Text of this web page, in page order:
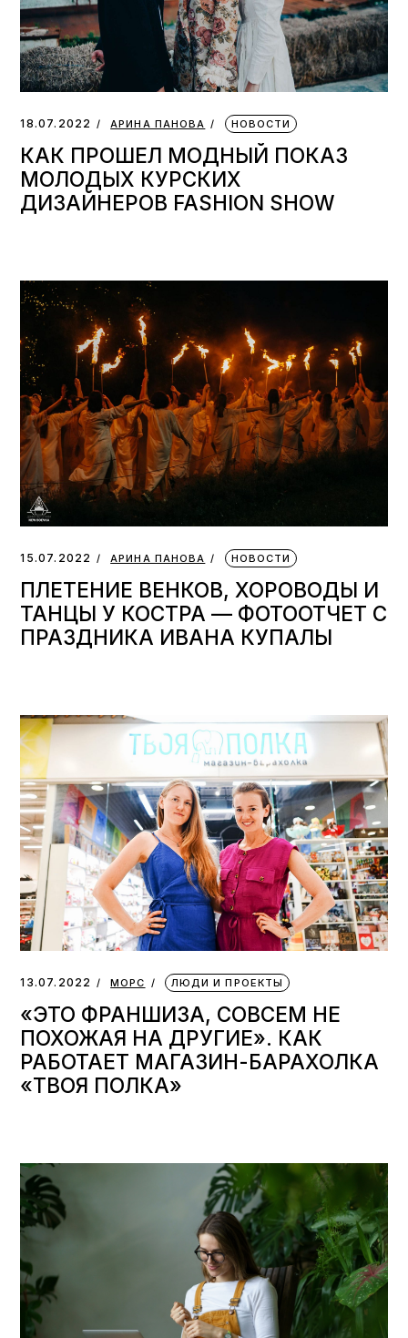
18.07.2022 АРИНА ПАНОВА НОВОСТИ
КАК ПРОШЕЛ МОДНЫЙ ПОКАЗ
МОЛОДЫХ КУРСКИХ
ДИЗАЙНЕРОВ FASHION SHOW
15.07.2022 АРИНА ПАНОВА НОВОСТИ
ПЛЕТЕНИЕ ВЕНКОВ, ХОРОВОДЫ И
ТАНЦЫ У КОСТРА — ФОТООТЧЕТ С
ПРАЗДНИКА ИВАНА КУПАЛЫ
13.07.2022 МОРС ЛЮДИ И ПРОЕКТЫ
«ЭТО ФРАНШИЗА, СОВСЕМ НЕ
ПОХОЖАЯ НА ДРУГИЕ». КАК
РАБОТАЕТ МАГАЗИН-БАРАХОЛКА
«ТВОЯ ПОЛКА»